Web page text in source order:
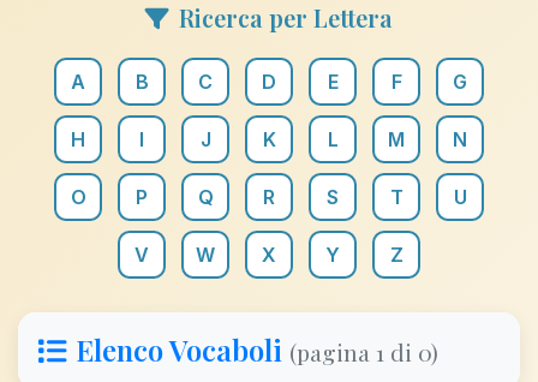
Ricerca per Lettera
A B C D E F G
H I J K L M N
O P Q R S T U
V W X Y Z
Elenco Vocaboli (pagina 1 di 0)